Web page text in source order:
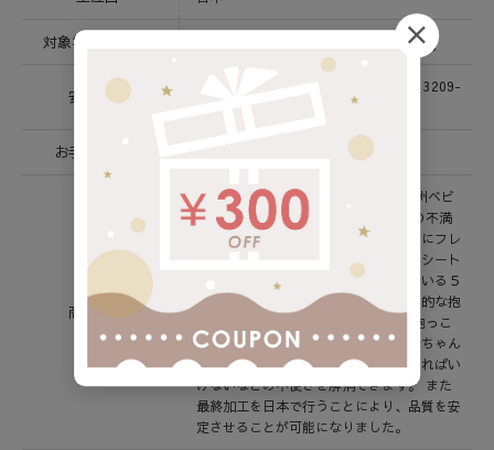
対象年齢/耐荷重 1 ～ 24か月 / 4.0 ～ 14.0 kg
安全基準
ASTM F2236-16a＆CFR1226、EN13209-
お手入れ方法
商品説明
babubu.は日本人デザイナーによる欧州ベビ
ーブランドです。 抱っこ紐の今までの不満
を解消するために長年考え、生地の中にフレ
ームを入れて自立させる、チャイルドシート
やベビーカーで当然のように使われている５
点式ベルトを取り入れるという、画期的な抱
っこ紐が誕生しました。 これにより抱っこ
紐を装着する時のわずらわしさや、赤ちゃん
を寝かせた状態で抱っこ紐を付けなければい
けないなどの不便さを解消できます。 また
最終加工を日本で行うことにより、品質を安
定させることが可能になりました。